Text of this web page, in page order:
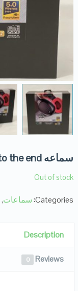
سماعه remax listen to the end الاصليه بالراديو
Out of stock
Categories: سماعات,
Description
Reviews
0